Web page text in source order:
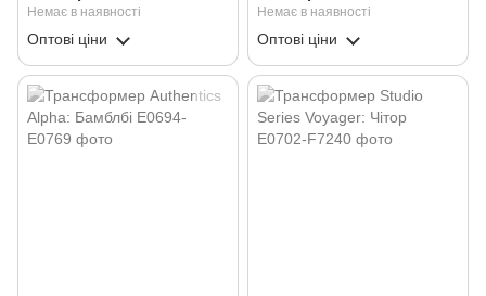
звірів"
Немає в наявності
Оптові ціни
"Трансформери: Нове
покоління"
Немає в наявності
Оптові ціни